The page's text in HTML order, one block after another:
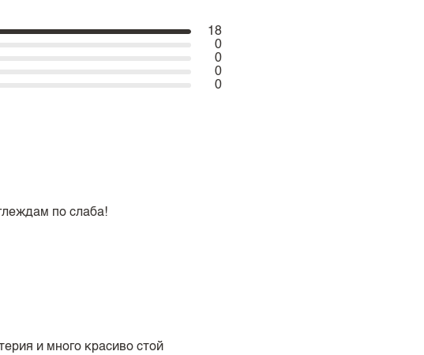
18
0
0
0
0
по слаба!
и много красиво стой